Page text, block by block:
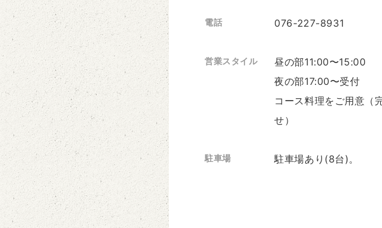
電話 076-227-8931
営業スタイル
昼の部11:00〜15:00
夜の部17:00〜受付
コース料理をご用意（
せ）
駐車場 駐車場あり(8台)。